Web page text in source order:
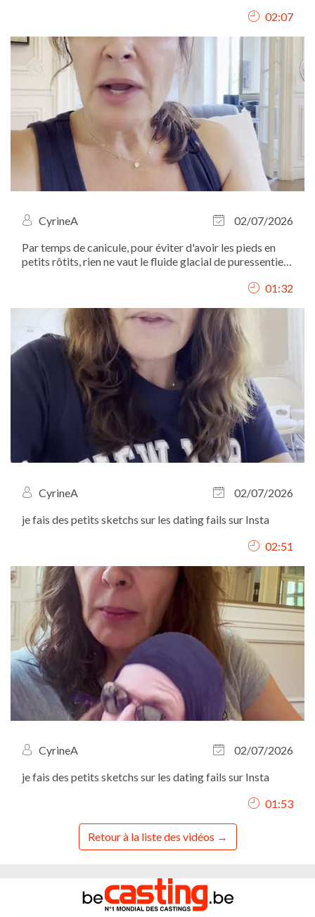
02:07
CyrineA
02/07/2026
Par temps de canicule, pour éviter d'avoir les pieds en
petits rôtits, rien ne vaut le fluide glacial de puressentiel.
01:32
CyrineA
02/07/2026
je fais des petits sketchs sur les dating fails sur Insta
02:51
CyrineA
02/07/2026
je fais des petits sketchs sur les dating fails sur Insta
01:53
Retour à la liste des vidéos